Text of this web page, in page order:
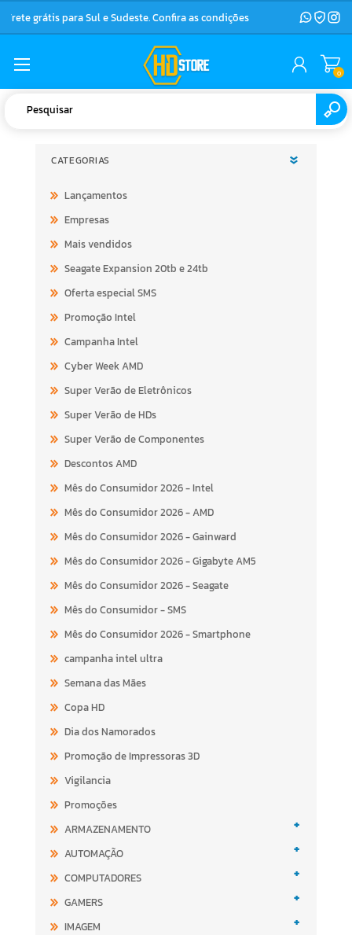
Frete grátis para Sul e Sudeste. Confira as condições
0
CATEGORIAS
Lançamentos
Empresas
Mais vendidos
Seagate Expansion 20tb e 24tb
Oferta especial SMS
Promoção Intel
Campanha Intel
Cyber Week AMD
Super Verão de Eletrônicos
Super Verão de HDs
Super Verão de Componentes
Descontos AMD
Mês do Consumidor 2026 - Intel
Mês do Consumidor 2026 - AMD
Mês do Consumidor 2026 - Gainward
Mês do Consumidor 2026 - Gigabyte AM5
Mês do Consumidor 2026 - Seagate
Mês do Consumidor - SMS
Mês do Consumidor 2026 - Smartphone
campanha intel ultra
Semana das Mães
Copa HD
Dia dos Namorados
Promoção de Impressoras 3D
Vigilancia
Promoções
ARMAZENAMENTO
+
AUTOMAÇÃO +
COMPUTADORES +
GAMERS +
IMAGEM +